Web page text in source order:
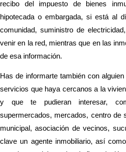
recibo del impuesto de bienes
hipotecada o embargada, si está al
comunidad, suministro de
venir en la red, mientras que en las
de esa información.
Has de informarte también con
servicios que haya cercanos a la
y que te pudieran interesar,
supermercados, mercados, centro de
municipal, asociación de vecinos,
clave un agente inmobiliario, así